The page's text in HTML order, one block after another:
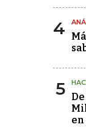
4
5